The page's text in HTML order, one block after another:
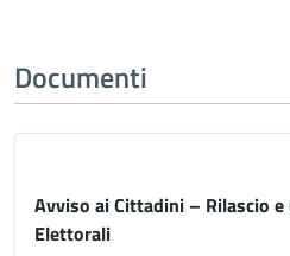
Documenti
Avviso ai Cittadini – Rilascio e
Elettorali